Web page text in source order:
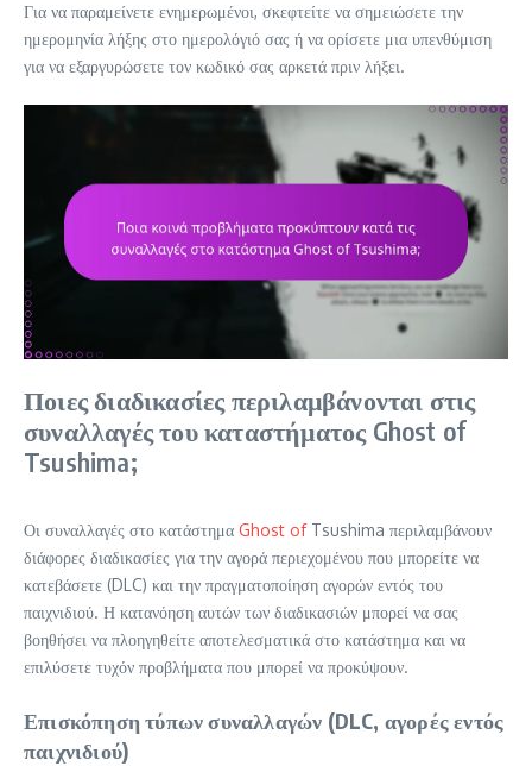
Για να παραμείνετε ενημερωμένοι, σκεφτείτε να σημειώσετε την
ημερομηνία λήξης στο ημερολόγιό σας ή να ορίσετε μια υπενθύμιση
για να εξαργυρώσετε τον κωδικό σας αρκετά πριν λήξει.
Ποιες διαδικασίες περιλαμβάνονται στις
συναλλαγές του καταστήματος Ghost of
Tsushima;
Οι συναλλαγές στο κατάστημα Ghost ofTsushima περιλαμβάνουν
διάφορες διαδικασίες για την αγορά περιεχομένου που μπορείτε να
κατεβάσετε (DLC) και την πραγματοποίηση αγορών εντός του
παιχνιδιού. Η κατανόηση αυτών των διαδικασιών μπορεί να σας
βοηθήσει να πλοηγηθείτε αποτελεσματικά στο κατάστημα και να
επιλύσετε τυχόν προβλήματα που μπορεί να προκύψουν.
Επισκόπηση τύπων συναλλαγών (DLC, αγορές εντός
παιχνιδιού)